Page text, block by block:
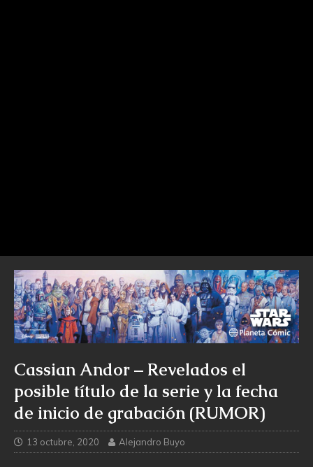
Cassian Andor – Revelados el
posible título de la serie y la fecha
de inicio de grabación (RUMOR)
13 octubre, 2020 Alejandro Buyo